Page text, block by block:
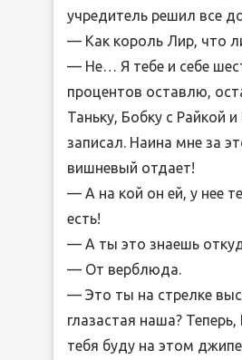
учредитель решил все
— Как король Лир, что
— Не… Я тебе и себе
процентов оставлю,
Таньку, Бобку с Райкой
записал. Наина мне за
вишневый отдает!
— А на кой он ей, у нее
есть!
— А ты это знаешь
— От верблюда.
— Это ты на стрелке
глазастая наша? Теперь,
тебя буду на этом